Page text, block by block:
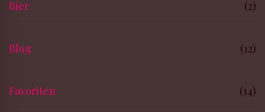
Bier (2)
Blog (12)
Favoriten (14)